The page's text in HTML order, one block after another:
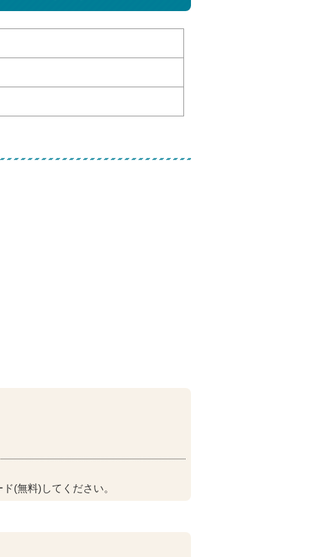
(無料)してください。